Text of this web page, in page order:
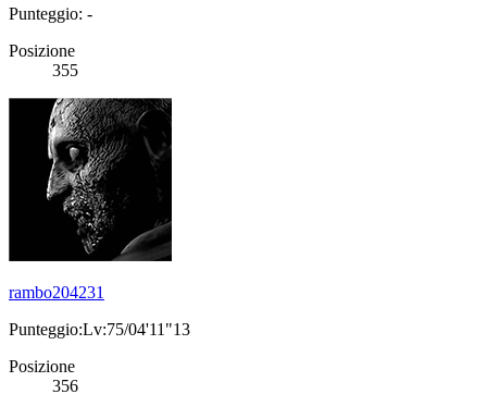
Punteggio: -
Posizione
355
rambo204231
Punteggio:Lv:75/04'11"13
Posizione
356